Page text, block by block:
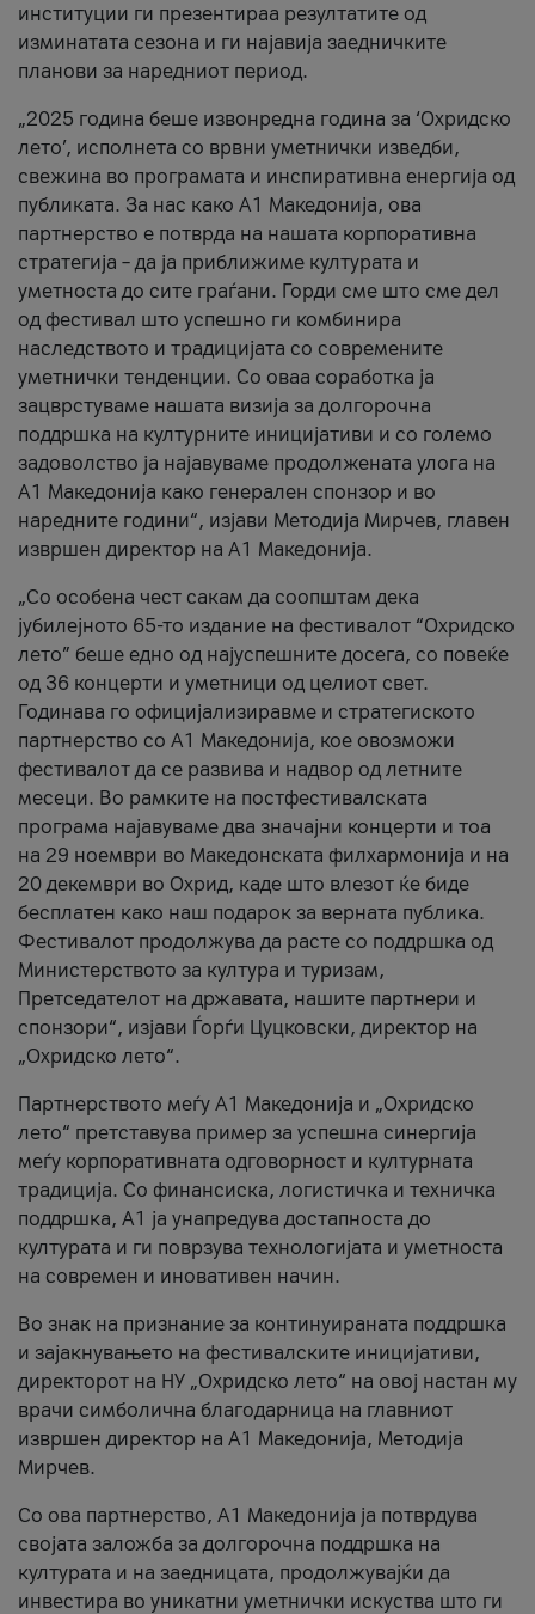
институции ги презентираа резултатите од
изминатата сезона и ги најавија заедничките
планови за наредниот период.
„2025 година беше извонредна година за ‘Охридско
лето’, исполнета со врвни уметнички изведби,
свежина во програмата и инспиративна енергија од
публиката. За нас како A1 Македонија, ова
партнерство е потврда на нашата корпоративна
стратегија – да ја приближиме културата и
уметноста до сите граѓани. Горди сме што сме дел
од фестивал што успешно ги комбинира
наследството и традицијата со современите
уметнички тенденции. Со оваа соработка ја
зацврстуваме нашата визија за долгорочна
поддршка на културните иницијативи и со големо
задоволство ја најавуваме продолжената улога на
A1 Македонија како генерален спонзор и во
наредните години“, изјави Методија Мирчев, главен
извршен директор на A1 Македонија.
„Со особена чест сакам да соопштам дека
јубилејното 65-то издание на фестивалот “Охридско
лето” беше едно од најуспешните досега, со повеќе
од 36 концерти и уметници од целиот свет.
Годинава го официјализиравме и стратегиското
партнерство со А1 Македонија, кое овозможи
фестивалот да се развива и надвор од летните
месеци. Во рамките на постфестивалската
програма најавуваме два значајни концерти и тоа
на 29 ноември во Македонската филхармонија и на
20 декември во Охрид, каде што влезот ќе биде
бесплатен како наш подарок за верната публика.
Фестивалот продолжува да расте со поддршка од
Министерството за култура и туризам,
Претседателот на државата, нашите партнери и
спонзори“, изјави Ѓорѓи Цуцковски, директор на
„Охридско лето“.
Партнерството меѓу A1 Македонија и „Охридско
лето“ претставува пример за успешна синергија
меѓу корпоративната одговорност и културната
традиција. Со финансиска, логистичка и техничка
поддршка, A1 ја унапредува достапноста до
културата и ги поврзува технологијата и уметноста
на современ и иновативен начин.
Во знак на признание за континуираната поддршка
и зајакнувањето на фестивалските иницијативи,
директорот на НУ „Охридско лето“ на овој настан му
врачи симболична благодарница на главниот
извршен директор на A1 Македонија, Методија
Мирчев.
Со ова партнерство, A1 Македонија ја потврдува
својата заложба за долгорочна поддршка на
културата и на заедницата, продолжувајќи да
инвестира во уникатни уметнички искуства што ги